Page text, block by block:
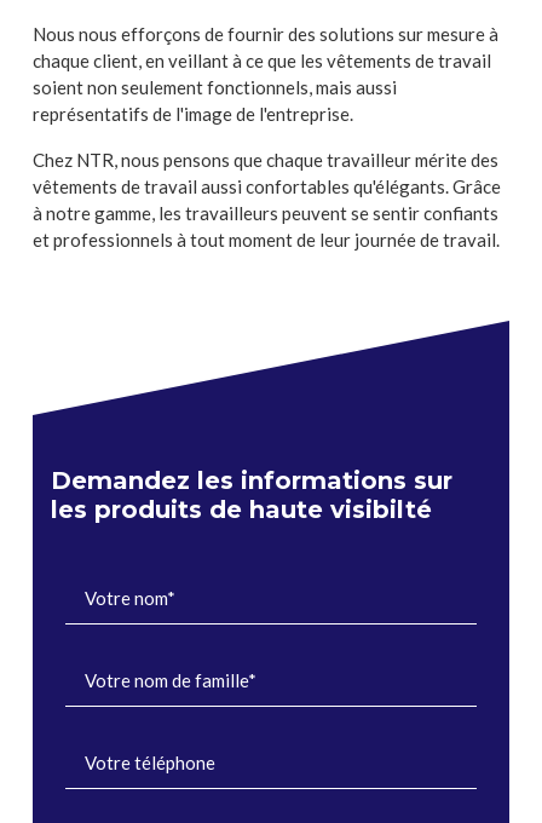
Nous nous efforçons de fournir des solutions sur mesure à
chaque client, en veillant à ce que les vêtements de travail
soient non seulement fonctionnels, mais aussi
représentatifs de l'image de l'entreprise.
Chez NTR, nous pensons que chaque travailleur mérite des
vêtements de travail aussi confortables qu'élégants. Grâce
à notre gamme, les travailleurs peuvent se sentir confiants
et professionnels à tout moment de leur journée de travail.
Demandez les informations sur
les produits de haute visibilté